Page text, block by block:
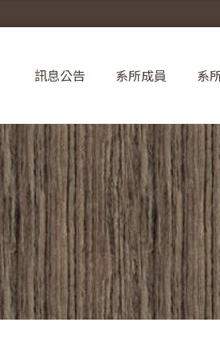
訊息公告 系所成員 系